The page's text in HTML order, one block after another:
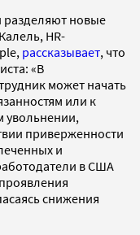
разделяют новые
HR-
рассказывает, что
«В
может начать
или к
увольнении,
приверженности
и
в США
проявления
снижения